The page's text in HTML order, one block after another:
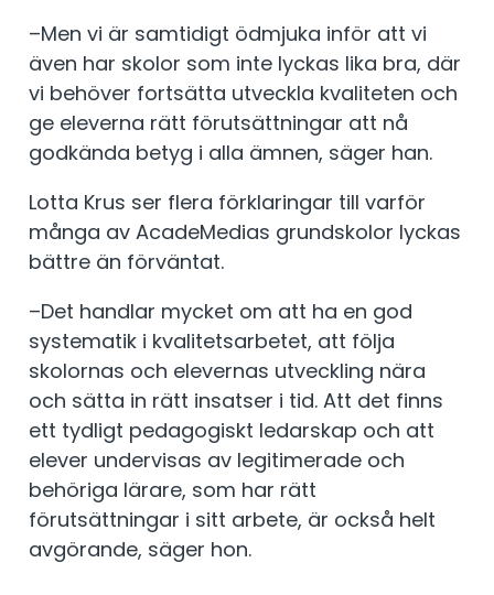
–Men vi är samtidigt ödmjuka inför att vi
även har skolor som inte lyckas lika bra, där
vi behöver fortsätta utveckla kvaliteten och
ge eleverna rätt förutsättningar att nå
godkända betyg i alla ämnen, säger han.
Lotta Krus ser flera förklaringar till varför
många av AcadeMedias grundskolor lyckas
bättre än förväntat.
–Det handlar mycket om att ha en god
systematik i kvalitetsarbetet, att följa
skolornas och elevernas utveckling nära
och sätta in rätt insatser i tid. Att det finns
ett tydligt pedagogiskt ledarskap och att
elever undervisas av legitimerade och
behöriga lärare, som har rätt
förutsättningar i sitt arbete, är också helt
avgörande, säger hon.